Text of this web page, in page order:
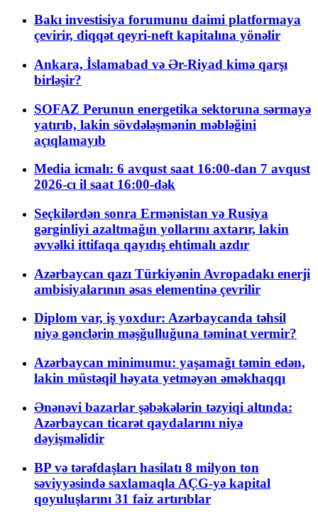
Bakı investisiya forumunu daimi platformaya
çevirir, diqqət qeyri-neft kapitalına yönəlir
Ankara, İslamabad və Ər-Riyad kimə qarşı
birləşir?
SOFAZ Perunun energetika sektoruna sərmayə
yatırıb, lakin sövdələşmənin məbləğini
açıqlamayıb
Media icmalı: 6 avqust saat 16:00-dan 7 avqust
2026-cı il saat 16:00-dək
Seçkilərdən sonra Ermənistan və Rusiya
gərginliyi azaltmağın yollarını axtarır, lakin
əvvəlki ittifaqa qayıdış ehtimalı azdır
Azərbaycan qazı Türkiyənin Avropadakı enerji
ambisiyalarının əsas elementinə çevrilir
Diplom var, iş yoxdur: Azərbaycanda təhsil
niyə gənclərin məşğulluğuna təminat vermir?
Azərbaycan minimumu: yaşamağı təmin edən,
lakin müstəqil həyata yetməyən əməkhaqqı
Ənənəvi bazarlar şəbəkələrin təzyiqi altında:
Azərbaycan ticarət qaydalarını niyə
dəyişməlidir
BP və tərəfdaşları hasilatı 8 milyon ton
səviyyəsində saxlamaqla AÇG-yə kapital
qoyuluşlarını 31 faiz artırıblar